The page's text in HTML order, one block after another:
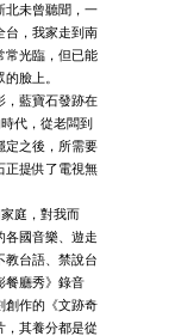
北未曾聽聞，一
台，我家走到南
常光臨，但已能
臉上。
，藍寶石發跡在
代，從老闆到
定之後，所需要
正提供了電視無
庭，對我而
各國音樂、遊走
教台語、禁說台
餐廳秀》錄音
創作的《文跡奇
，其養分都是從